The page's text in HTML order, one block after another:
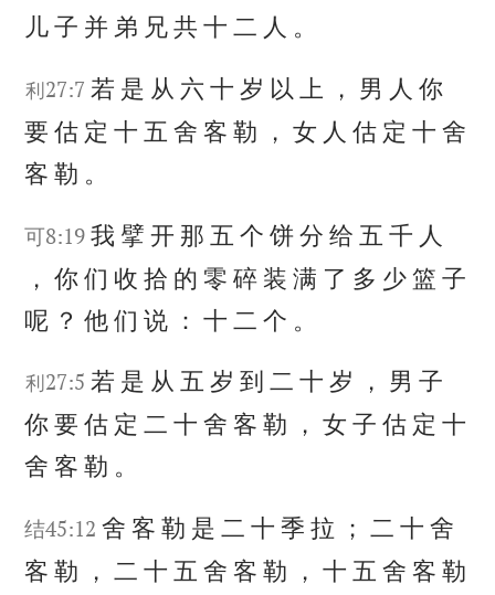
儿子 并 弟 兄共十二 人 。
利27:7 若 是 从 六十岁 以 上 ， 男 人你
要估 定十 五舍客勒 ，女 人估 定十舍
客勒 。
可8:19 我 擘开 那 五个饼分给 五千 人
，你们 收拾 的 零碎 装满 了 多 少篮子
呢 ？他们说 ：十二个 。
利27:5 若 是 从五岁到二十岁 ， 男子
你要估 定二十舍客勒 ，女子估 定十
舍客勒 。
结45:12 舍客勒 是二十季拉 ；二十舍
客勒 ，二十五舍客勒 ，十五舍客勒